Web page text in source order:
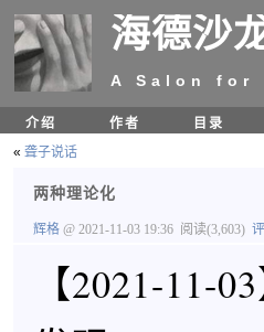
海德沙
A Salon for
介绍 作者 目录
« 聋子说话
两种理论化
辉格 @ 2021-11-03 19:36 阅读(3,603)
【2021-11-03